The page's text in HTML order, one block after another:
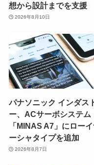
想から設計までを支援
2026年8月10日
パナソニック インダス
ー、ACサーボシステム
「MINAS A7」にロー
ーシャタイプを追加
2026年8月7日